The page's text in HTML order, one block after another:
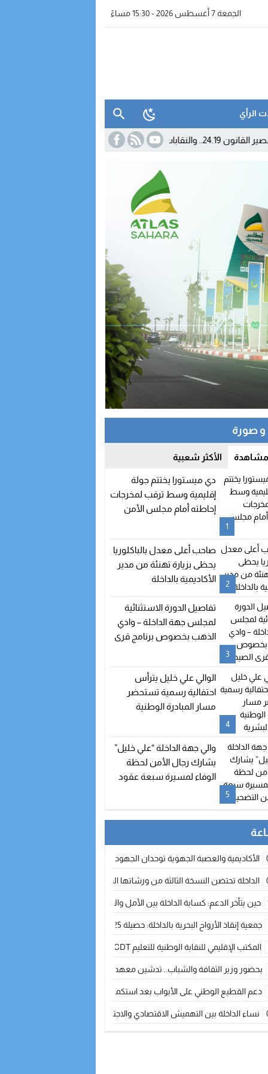
الجمعة 7 أغسطس 2026 - 15:30 مساءً
الرأي
11:04
صورة
مشاهدة الأكثر شعبية
1
دي ميستورا يختتم جولة
إقليمية وسط ترقب لمخرجات
إحاطته أمام مجلس الأمن
2
صاحب أعلى معدل بالباكلوريا
يحظى بزيارة تهنئة من مدير
الأكاديمية بالداخلة
3
تفاصيل الدورة الاستثنائية
لمجلس جهة الداخلة – وادي
الذهب بخصوص برنامج قرى
4
الوالي علي خليل يترأس
احتفالية رسمية تستحضر
مسار المبادرة الوطنية
5
والي جهة الداخلة “علي خليل”
يشارك رجال الأمن لحظة
الوفاء لمسيرة سبعة عقود
الأكاديمية والعصبة الجهوية توحدان الجهود لتطوير الممارسة الكروية بجهة
الداخلة تحتضن النسخة الثالثة من ورشاتها الدولية: تكوين متخصص في التراث
حين يتأخر الدعم: كسابة الداخلة بين الأمل والقلق ؟
جمعية إنقاذ الأرواح البحرية بالداخلة: حصيلة 2025 بين مهام الإنقاذ ومشروع “دار البحار”
المكتب الإقليمي للنقابة الوطنية للتعليم CDT يجتمع مع المدير الإقليمي لمناقشة ملفات جوهرية لنساء ورجال التعليم
بحضور وزير الثقافة والشباب.. تدشين معهد الموسيقى والفنون الكوريغرافية بالداخلة
دعم القطيع الوطني على الأبواب بعد استكمال الترقيم… الفلاحة المغربية
نساء الداخلة بين التهميش الاقتصادي والاجتماعي… في المؤسسات الإنتاجية